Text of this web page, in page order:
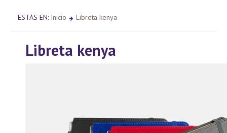
ESTÁS EN: Inicio Libreta kenya
Libreta kenya